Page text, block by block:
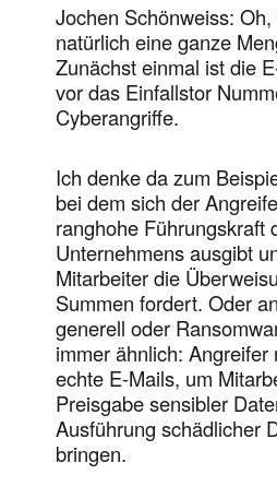
Jochen Schönweiss:
natürlich eine ganze
Zunächst einmal ist die
vor das Einfallstor
Cyberangriffe.
Ich denke da zum
bei dem sich der
ranghohe Führungskraft
Unternehmens ausgibt
Mitarbeiter die
Summen fordert. Oder
generell oder
immer ähnlich: Angreifer
echte E-Mails, um
Preisgabe sensibler
Ausführung schädlicher
bringen.